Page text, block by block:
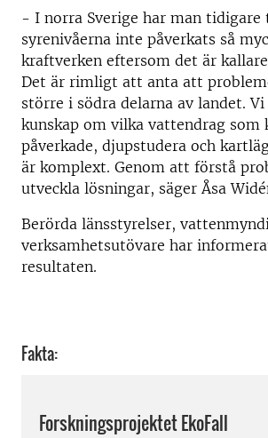
- I norra Sverige har man
syrenivåerna inte påverkats så
kraftverken eftersom det är
Det är rimligt att anta att
större i södra delarna av landet.
kunskap om vilka vattendrag som
påverkade, djupstudera och
är komplext. Genom att förstå
utveckla lösningar, säger Åsa
Berörda länsstyrelser,
verksamhetsutövare har
resultaten.
Fakta:
Forskningsprojektet EkoFall